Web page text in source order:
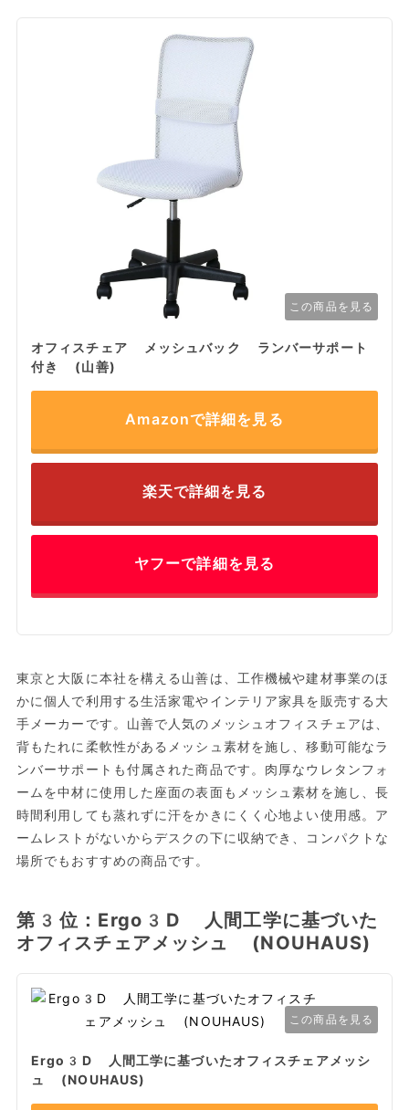
この商品を見る
オフィスチェア メッシュバック ランバーサポート
付き (山善)
Amazonで詳細を見る
楽天で詳細を見る
ヤフーで詳細を見る
東京と大阪に本社を構える山善は、工作機械や建材事業のほ
かに個人で利用する生活家電やインテリア家具を販売する大
手メーカーです。山善で人気のメッシュオフィスチェアは、
背もたれに柔軟性があるメッシュ素材を施し、移動可能なラ
ンバーサポートも付属された商品です。肉厚なウレタンフォ
ームを中材に使用した座面の表面もメッシュ素材を施し、長
時間利用しても蒸れずに汗をかきにくく心地よい使用感。ア
ームレストがないからデスクの下に収納でき、コンパクトな
場所でもおすすめの商品です。
第3位：Ergo3D 人間工学に基づいた
オフィスチェアメッシュ (NOUHAUS)
この商品を見る
Ergo3D 人間工学に基づいたオフィスチェアメッシ
ュ (NOUHAUS)